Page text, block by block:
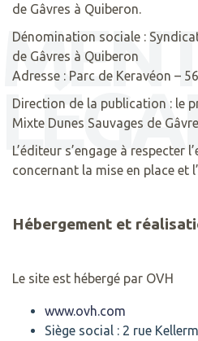
de Gâvres à Quiberon.
Dénomination sociale :
de Gâvres à Quiberon
Adresse : Parc de Keravéon –
Direction de la publication : le
Mixte Dunes Sauvages de
L’éditeur s’engage à respecter
concernant la mise en place et
Hébergement et
Le site est hébergé par OVH
www.ovh.com
Siège social : 2 rue